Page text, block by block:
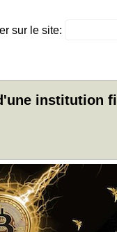
sur le site:
institution